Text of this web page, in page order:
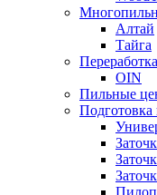
Алтай
Тайга
OIN
Пильные
Подготовка